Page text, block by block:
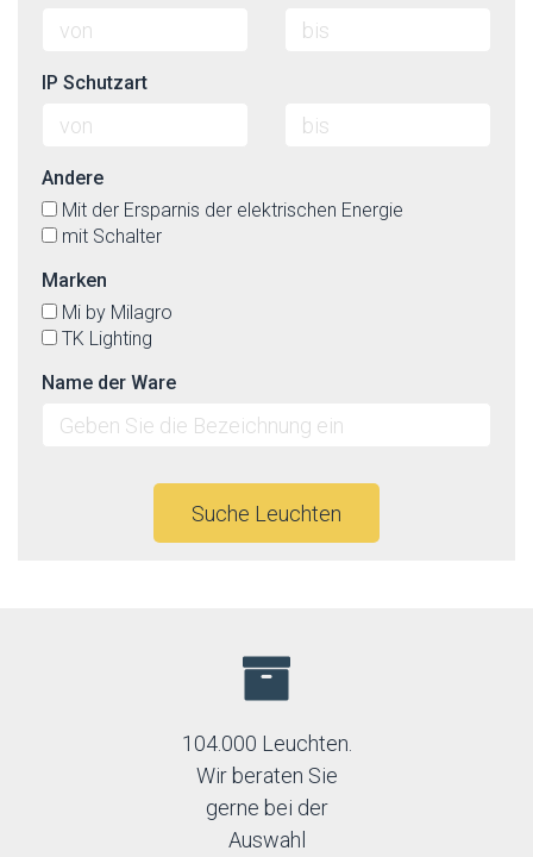
IP Schutzart
Andere
Mit der Ersparnis der elektrischen Energie
mit Schalter
Marken
Mi by Milagro
TK Lighting
Name der Ware
Suche Leuchten
104.000 Leuchten.
Wir beraten Sie
gerne bei der
Auswahl